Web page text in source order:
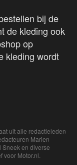
bij de
de kleding ook
op
kleding wordt
uit alle redactieleden
Marien
Sneek en diverse
voor Motor.nl.